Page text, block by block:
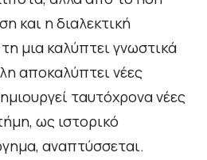
και η διαλεκτική
μια καλύπτει γνωστικά
αποκαλύπτει νέες
ταυτόχρονα νέες
ως ιστορικό
αναπτύσσεται.